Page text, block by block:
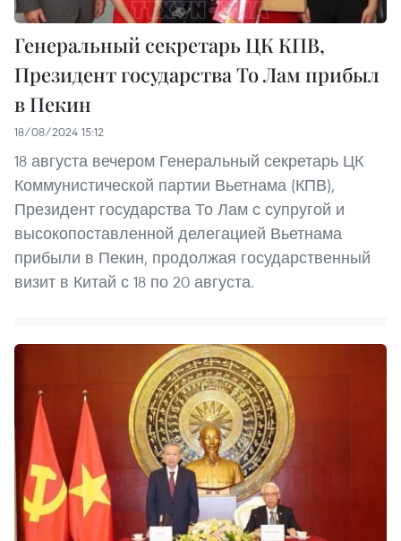
Генеральный секретарь ЦК КПВ,
Президент государства То Лам прибыл
в Пекин
18/08/2024 15:12
18 августа вечером Генеральный секретарь ЦК
Коммунистической партии Вьетнама (КПВ),
Президент государства То Лам с супругой и
высокопоставленной делегацией Вьетнама
прибыли в Пекин, продолжая государственный
визит в Китай с 18 по 20 августа.